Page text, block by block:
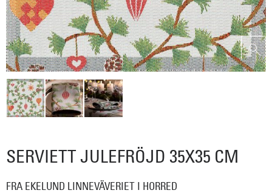
SERVIETT JULEFRÖJD 35X35 CM
FRA EKELUND LINNEVÄVERIET I HORRED